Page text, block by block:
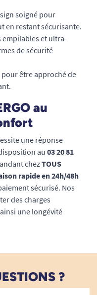
soigné pour
en restant sécurisante.
empilables et ultra-
de sécurité
pour être approché de
au
une réponse
au 03 20 81
chezTOUS
rapide en 24h/48h
sécurisé. Nos
des charges
une longévité
?